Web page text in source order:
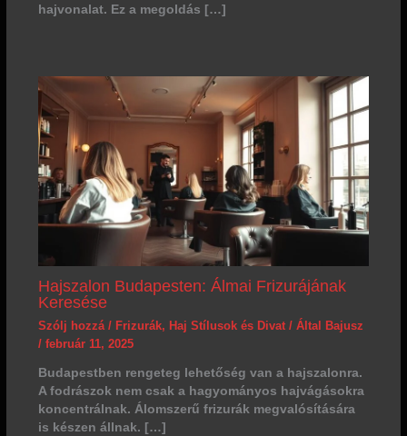
hajvonalat. Ez a megoldás […]
Hajszalon Budapesten: Álmai Frizurájának
Keresése
Szólj hozzá / Frizurák, Haj Stílusok és Divat/ Által Bajusz
/ február 11, 2025
Budapestben rengeteg lehetőség van a hajszalonra.
A fodrászok nem csak a hagyományos hajvágásokra
koncentrálnak. Álomszerű frizurák megvalósítására
is készen állnak. […]